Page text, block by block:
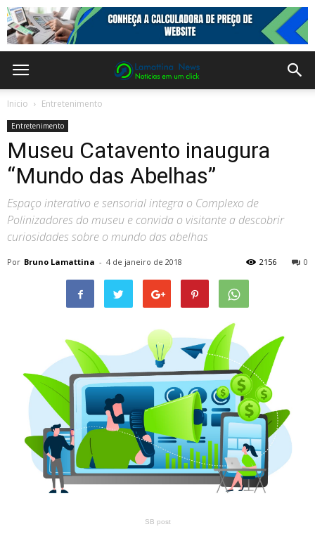
Inicio Entretenimento
Entretenimento
Museu Catavento inaugura
“Mundo das Abelhas”
Espaço interativo e sensorial integra o Complexo de
Polinizadores do museu e convida o visitante a descobrir
curiosidades sobre o mundo das abelhas
Por Bruno Lamattina - 4 de janeiro de 2018 0
2156
SB post